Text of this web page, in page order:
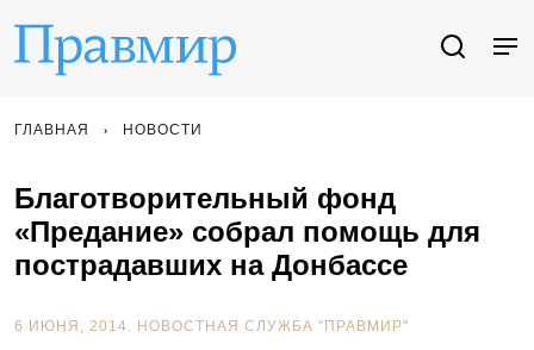
ГЛАВНАЯ НОВОСТИ
Благотворительный фонд
«Предание» собрал помощь для
пострадавших на Донбассе
6 ИЮНЯ, 2014. НОВОСТНАЯ СЛУЖБА "ПРАВМИР"